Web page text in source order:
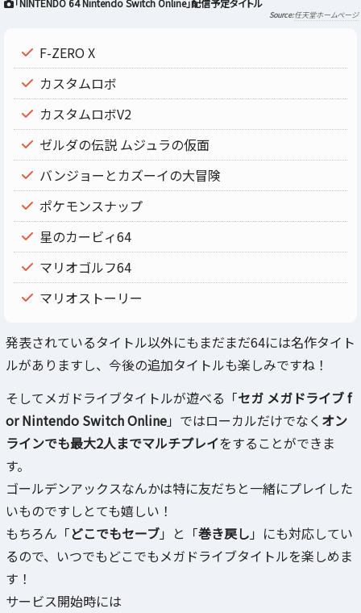
任天堂ホームページ
F-ZERO X
カスタムロボ
カスタムロボV2
ゼルダの伝説 ムジュラの仮面
バンジョーとカズーイの大冒険
ポケモンスナップ
星のカービィ64
マリオゴルフ64
マリオストーリー
発表されているタイトル以外にもまだまだ64には名作タイト
ルがありますし、今後の追加タイトルも楽しみですね！
そしてメガドライブタイトルが遊べる「セガ メガドライブ f
or Nintendo Switch Online」ではローカルだけでなく オン
ラインでも最大2人までマルチプレイをすることができま
す。
ゴールデンアックスなんかは特に友だちと一緒にプレイした
いものですしとても嬉しい！
もちろん「どこでもセーブ」と「巻き戻し 」にも対応してい
るので、いつでもどこでもメガドライブタイトルを楽しめま
す！
サービス開始時には